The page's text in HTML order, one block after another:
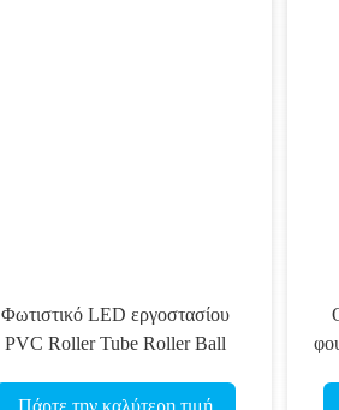
Φωτιστικό LED εργοστασίου
PVC Roller Tube Roller Ball
Πάρτε την καλύτερη τιμή